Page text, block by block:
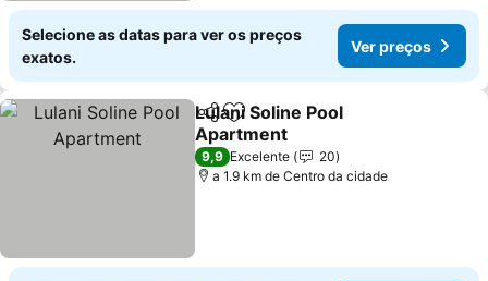
Selecione as datas para ver os preços
exatos.
Ver preços
PartilharAdicionar aos favoritos
Lulani Soline Pool
Apartment
9,9 Excelente
20
a 1.9 km de Centro da cidade